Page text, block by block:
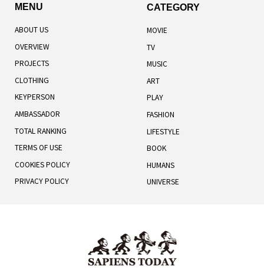
MENU
ABOUT US
OVERVIEW
PROJECTS
CLOTHING
KEYPERSON
AMBASSADOR
TOTAL RANKING
TERMS OF USE
COOKIES POLICY
PRIVACY POLICY
CATEGORY
MOVIE
TV
MUSIC
ART
PLAY
FASHION
LIFESTYLE
BOOK
HUMANS
UNIVERSE